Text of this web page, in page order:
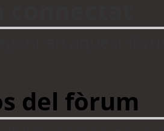
del fòrum